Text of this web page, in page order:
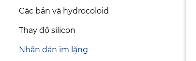
Các bản vá hydrocoloid
Thay đồ silicon
Nhãn dán im lặng